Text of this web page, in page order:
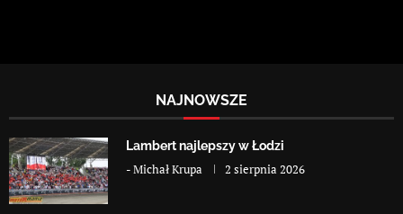
NAJNOWSZE
Lambert najlepszy w Łodzi
-Michał Krupa 2 sierpnia 2026